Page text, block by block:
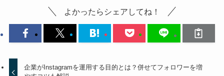
よかったらシェアしてね！
企業がInstagramを運用する目的とは？併せてフォロワーを増